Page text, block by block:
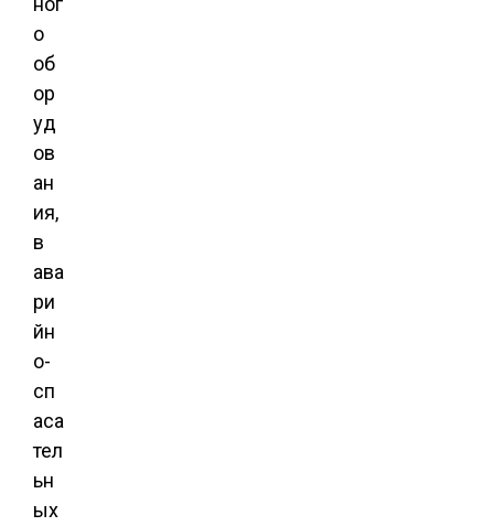
о
об
ор
уд
ов
ан
ия,
в
ава
ри
йн
о-
сп
аса
тел
ьн
ых